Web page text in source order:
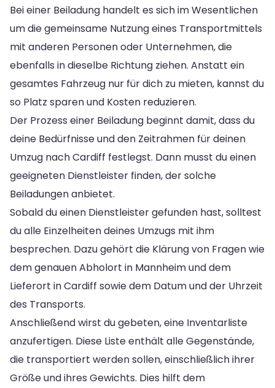
Bei einer Beiladung handelt es sich im Wesentlichen
um die gemeinsame Nutzung eines Transportmittels
mit anderen Personen oder Unternehmen, die
ebenfalls in dieselbe Richtung ziehen. Anstatt ein
gesamtes Fahrzeug nur für dich zu mieten, kannst du
so Platz sparen und Kosten reduzieren.
Der Prozess einer Beiladung beginnt damit, dass du
deine Bedürfnisse und den Zeitrahmen für deinen
Umzug nach Cardiff festlegst. Dann musst du einen
geeigneten Dienstleister finden, der solche
Beiladungen anbietet.
Sobald du einen Dienstleister gefunden hast, solltest
du alle Einzelheiten deines Umzugs mit ihm
besprechen. Dazu gehört die Klärung von Fragen wie
dem genauen Abholort in Mannheim und dem
Lieferort in Cardiff sowie dem Datum und der Uhrzeit
des Transports.
Anschließend wirst du gebeten, eine Inventarliste
anzufertigen. Diese Liste enthält alle Gegenstände,
die transportiert werden sollen, einschließlich ihrer
Größe und ihres Gewichts. Dies hilft dem